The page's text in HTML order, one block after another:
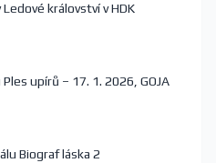
království v HDK
upírů – 17. 1. 2026, GOJA
Biograf láska 2